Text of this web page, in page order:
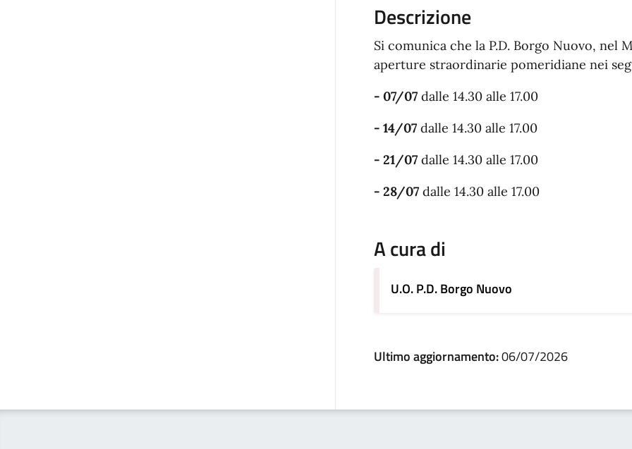
Descrizione
Si comunica che la P.D. Borgo Nuovo, nel
aperture straordinarie pomeridiane nei
- 07/07dalle 14.30 alle 17.00
- 14/07dalle 14.30 alle 17.00
- 21/07dalle 14.30 alle 17.00
- 28/07dalle 14.30 alle 17.00
A cura di
U.O. P.D. Borgo Nuovo
Ultimo aggiornamento:06/07/2026